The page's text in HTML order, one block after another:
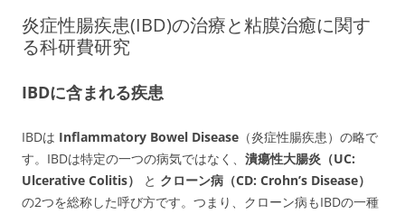
炎症性腸疾患(IBD)の治療と粘膜治癒に関す
る科研費研究
IBDに含まれる疾患
IBDは Inflammatory Bowel Disease （炎症性腸疾患）の略で
す。IBDは特定の一つの病気ではなく、 潰瘍性大腸炎（UC:
Ulcerative Colitis）
と クローン病（CD: Crohn’s Disease）
の2つを総称した呼び方です。つまり、クローン病もIBDの一種